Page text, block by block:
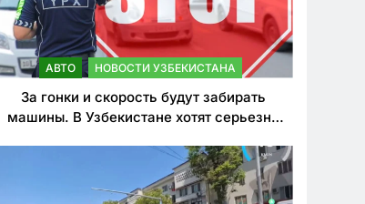
АВТО НОВОСТИ УЗБЕКИСТАНА
За гонки и скорость будут забирать
машины. В Узбекистане хотят серьезно